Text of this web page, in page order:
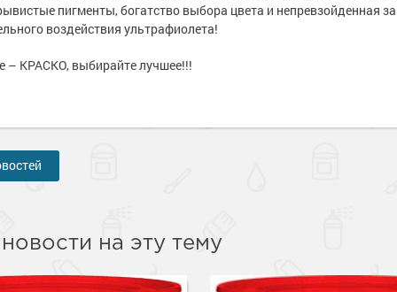
стены
товары
краски для
товары
пигменты, богатство выбора цвета и непревзойденная
воздействия ультрафиолета!
– КРАСКО, выбирайте лучшее!!!
на эту тему
стены
товары
краски для
товары